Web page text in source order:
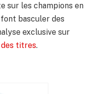
sur les champions en
basculer des
exclusive sur
des titres.